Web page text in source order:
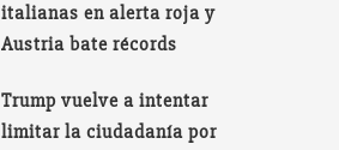
italianas en alerta roja y
Austria bate récords
Trump vuelve a intentar
limitar la ciudadanía por